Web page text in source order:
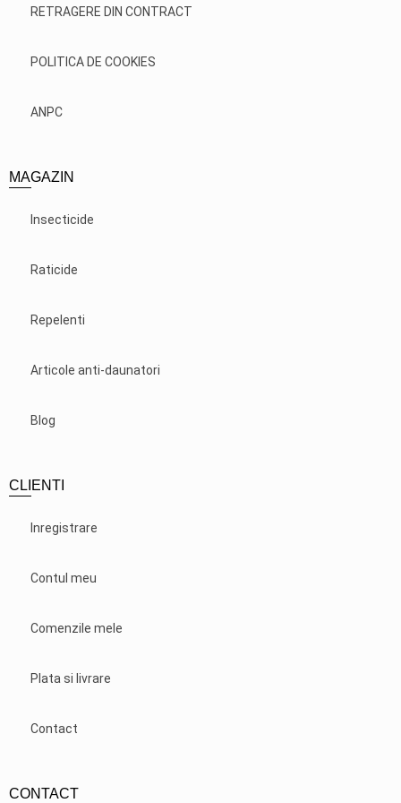
RETRAGERE DIN CONTRACT
POLITICA DE COOKIES
ANPC
MAGAZIN
Insecticide
Raticide
Repelenti
Articole anti-daunatori
Blog
CLIENTI
Inregistrare
Contul meu
Comenzile mele
Plata si livrare
Contact
CONTACT